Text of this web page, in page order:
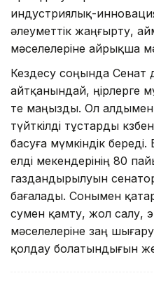
индустриялық-
әлеуметтік жаңғырту,
мәселелеріне айрықша
Кездесу соңында Сенат
айтқанындай,
өте маңызды. Ол алдымен
түйткілді тұстарды
басуға мүмкіндік
елді мекендерінің 80
газдандырылуын
бағалады. Сонымен
сумен қамту, жол салу,
мәселелеріне заң
қолдау болатындығын